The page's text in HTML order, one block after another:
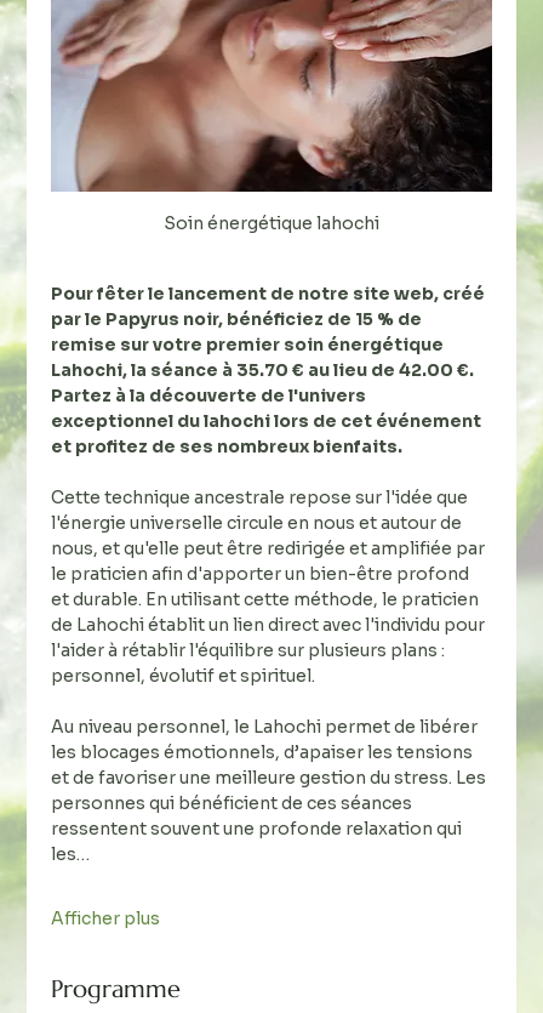
Soin énergétique lahochi
Pour fêter le lancement de notre site web, créé
par le Papyrus noir, bénéficiez de 15 % de
remise sur votre premier soin énergétique
Lahochi, la séance à 35.70 € au lieu de 42.00 €.
Partez à la découverte de l'univers
exceptionnel du lahochi lors de cet événement
et profitez de ses nombreux bienfaits.
Cette technique ancestrale repose sur l'idée que
l'énergie universelle circule en nous et autour de
nous, et qu'elle peut être redirigée et amplifiée par
le praticien afin d'apporter un bien-être profond
et durable. En utilisant cette méthode, le praticien
de Lahochi établit un lien direct avec l'individu pour
l'aider à rétablir l'équilibre sur plusieurs plans :
personnel, évolutif et spirituel.
Au niveau personnel, le Lahochi permet de libérer
les blocages émotionnels, d’apaiser les tensions
et de favoriser une meilleure gestion du stress. Les
personnes qui bénéficient de ces séances
ressentent souvent une profonde relaxation qui
les…
Afficher plus
Programme